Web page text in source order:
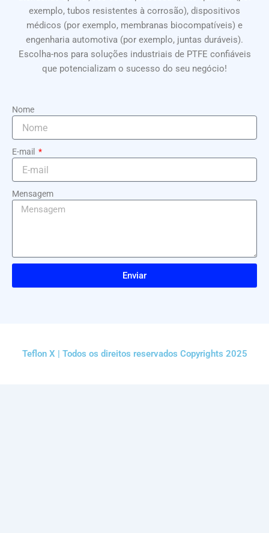
exemplo, tubos resistentes à corrosão), dispositivos
médicos (por exemplo, membranas biocompatíveis) e
engenharia automotiva (por exemplo, juntas duráveis).
Escolha-nos para soluções industriais de PTFE confiáveis
que potencializam o sucesso do seu negócio!
Nome
E-mail
Mensagem
Enviar
Teflon X | Todos os direitos reservados Copyrights 2025